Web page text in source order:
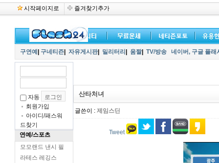
시작페이지로 즐겨찾기추가
구연예 구네티즌 자유게시판| 밀리터리 움짤| TV/방송 네이버, 구글 플
자동
회원가입
아이디/패스워
드찾기
연예/스포츠
모모랜드 낸시 필
라테스 레깅스
산타처녀
글쓴이 : 제임스딘
Tweet